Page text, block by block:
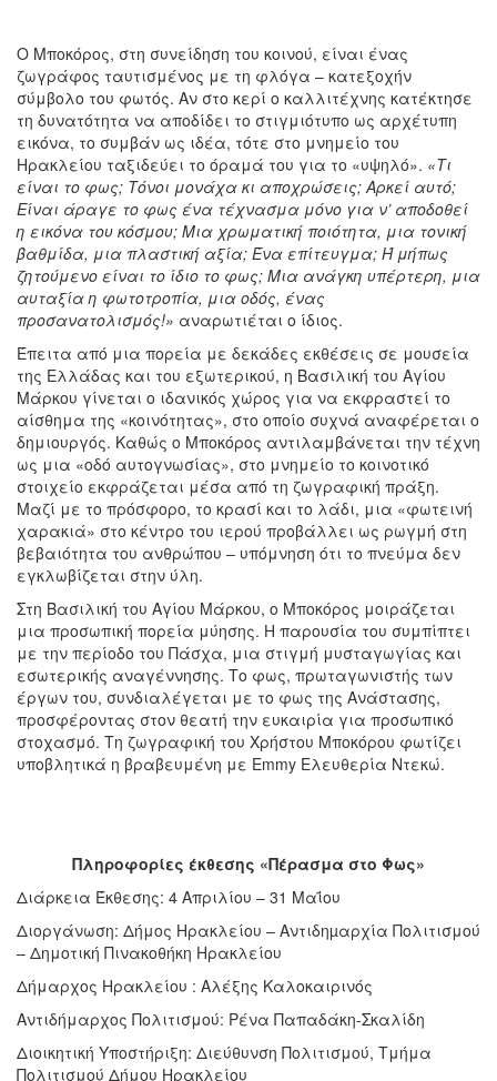
Ο Μποκόρος, στη συνείδηση του κοινού, είναι ένας
ζωγράφος ταυτισμένος με τη φλόγα – κατεξοχήν
σύμβολο του φωτός. Αν στο κερί ο καλλιτέχνης κατέκτησε
τη δυνατότητα να αποδίδει το στιγμιότυπο ως αρχέτυπη
εικόνα, το συμβάν ως ιδέα, τότε στο μνημείο του
Ηρακλείου ταξιδεύει το όραμά του για το «υψηλό». «Τι
είναι το φως; Τόνοι μονάχα κι αποχρώσεις; Αρκεί αυτό;
Είναι άραγε το φως ένα τέχνασμα μόνο για ν’ αποδοθεί
η εικόνα του κόσμου; Μια χρωματική ποιότητα, μια τονική
βαθμίδα, μια πλαστική αξία; Ένα επίτευγμα; Ή μήπως
ζητούμενο είναι το ίδιο το φως; Μια ανάγκη υπέρτερη, μια
αυταξία η φωτοτροπία, μια οδός, ένας
προσανατολισμός!» αναρωτιέται ο ίδιος.
Έπειτα από μια πορεία με δεκάδες εκθέσεις σε μουσεία
της Ελλάδας και του εξωτερικού, η Βασιλική του Αγίου
Μάρκου γίνεται ο ιδανικός χώρος για να εκφραστεί το
αίσθημα της «κοινότητας», στο οποίο συχνά αναφέρεται ο
δημιουργός. Καθώς ο Μποκόρος αντιλαμβάνεται την τέχνη
ως μια «οδό αυτογνωσίας», στο μνημείο το κοινοτικό
στοιχείο εκφράζεται μέσα από τη ζωγραφική πράξη.
Μαζί με το πρόσφορο, το κρασί και το λάδι, μια «φωτεινή
χαρακιά» στο κέντρο του ιερού προβάλλει ως ρωγμή στη
βεβαιότητα του ανθρώπου – υπόμνηση ότι το πνεύμα δεν
εγκλωβίζεται στην ύλη.
Στη Βασιλική του Αγίου Μάρκου, ο Μποκόρος μοιράζεται
μια προσωπική πορεία μύησης. Η παρουσία του συμπίπτει
με την περίοδο του Πάσχα, μια στιγμή μυσταγωγίας και
εσωτερικής αναγέννησης. Το φως, πρωταγωνιστής των
έργων του, συνδιαλέγεται με το φως της Ανάστασης,
προσφέροντας στον θεατή την ευκαιρία για προσωπικό
στοχασμό. Τη ζωγραφική του Χρήστου Μποκόρου φωτίζει
υποβλητικά η βραβευμένη με Emmy Ελευθερία Ντεκώ.
Πληροφορίες έκθεσης «Πέρασμα στο Φως»
Διάρκεια Έκθεσης: 4 Απριλίου – 31 Μαΐου
Διοργάνωση: Δήμος Ηρακλείου – Αντιδηµαρχία Πολιτισμού
– Δημοτική Πινακοθήκη Ηρακλείου
Δήμαρχος Ηρακλείου : Αλέξης Καλοκαιρινός
Αντιδήμαρχος Πολιτισμού: Ρένα Παπαδάκη-Σκαλίδη
Διοικητική Υποστήριξη: Διεύθυνση Πολιτισμού, Τμήμα
Πολιτισμού Δήμου Ηρακλείου